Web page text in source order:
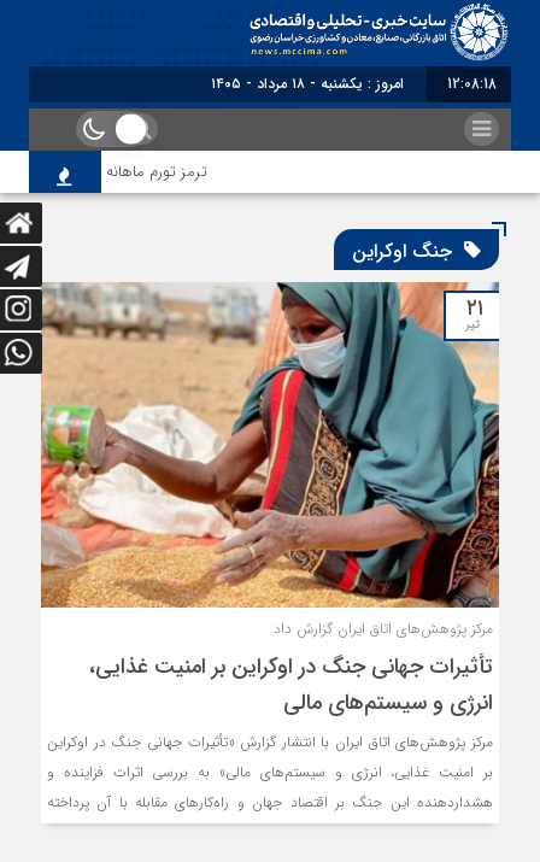
12:08:18 امروز : یکشنبه - ۱۸ مرداد - ۱۴۰۵
ترمز تورم ماهانه خراسان رضوی
جنگ اوکراین
۲۱
تیر
مرکز پژوهش‌های اتاق ایران گزارش داد
تأثیرات جهانی جنگ در اوکراین بر امنیت غذایی،
انرژی و سیستم‌های مالی
مرکز پژوهش‌های اتاق ایران با انتشار گزارش «تأثیرات جهانی جنگ در اوکراین
بر امنیت غذایی، انرژی و سیستم‌های مالی» به بررسی اثرات فزاینده و
هشداردهنده این جنگ بر اقتصاد جهان و راه‌کارهای مقابله با آن پرداخته